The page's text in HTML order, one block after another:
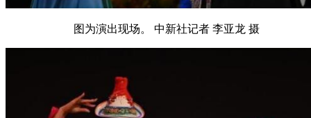
图为演出现场。 中新社记者 李亚龙 摄